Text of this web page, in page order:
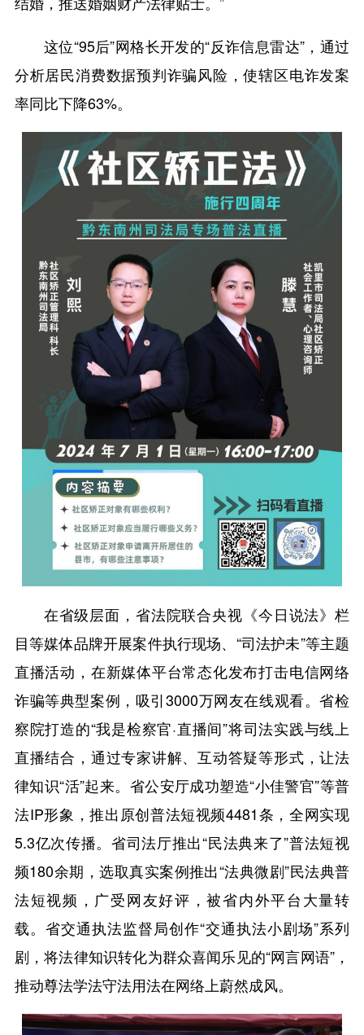
这位“95后”网格长开发的“反诈信息雷达”，通过
分析居民消费数据预判诈骗风险，使辖区电诈发案
率同比下降63%。
在省级层面，省法院联合央视《今日说法》栏
目等媒体品牌开展案件执行现场、“司法护未”等主题
直播活动，在新媒体平台常态化发布打击电信网络
诈骗等典型案例，吸引3000万网友在线观看。省检
察院打造的“我是检察官·直播间”将司法实践与线上
直播结合，通过专家讲解、互动答疑等形式，让法
律知识“活”起来。省公安厅成功塑造“小佳警官”等普
法IP形象，推出原创普法短视频4481条，全网实现
5.3亿次传播。省司法厅推出“民法典来了”普法短视
频180余期，选取真实案例推出“法典微剧”民法典普
法短视频，广受网友好评，被省内外平台大量转
载。省交通执法监督局创作“交通执法小剧场”系列
剧，将法律知识转化为群众喜闻乐见的“网言网语”，
推动尊法学法守法用法在网络上蔚然成风。